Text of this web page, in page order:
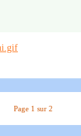
Page 1 sur 2